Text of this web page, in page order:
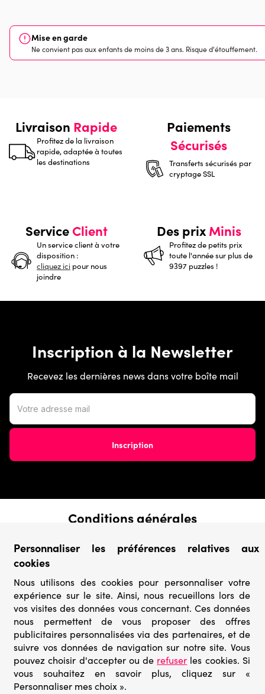
Mise en garde
Ne convient pas aux enfants de moins de 3 ans. Risque d'étouffement.
Livraison Rapide
Profitez de la livraison
rapide, adaptée à toutes
les destinations
Paiements
Sécurisés
Transferts sécurisés par
cryptage SSL
ServiceClient
Un service client à votre
disposition :
cliquez ici pour nous
joindre
Des prixMinis
Profitez de petits prix
toute l'année sur plus de
9397 puzzles !
Inscription à la Newsletter
Recevez les dernières news dans votre boîte mail
Conditions générales
› Conditions d’utilisation
› Confidentialité & Protection des Données
Catégories
› Marques
› Derniers arrivages
› Puzzles mystères
› Prix minis
© Go-puzzle.fr 2026 – Tous droits réservés
Personnaliser les préférences relatives aux
cookies
Nous utilisons des cookies pour personnaliser votre
expérience sur le site. Ainsi, nous recueillons lors de
vos visites des données vous concernant. Ces données
nous permettent de vous proposer des offres
publicitaires personnalisées via des partenaires, et de
suivre vos données de navigation sur notre site. Vous
pouvez choisir d'accepter ou de refuser les cookies. Si
vous souhaitez en savoir plus, cliquez sur «
Personnaliser mes choix ».